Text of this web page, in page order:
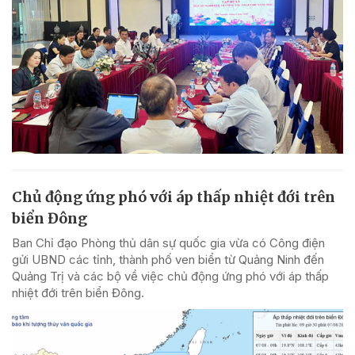
Chủ động ứng phó với áp thấp nhiệt đới trên
biển Đông
Ban Chỉ đạo Phòng thủ dân sự quốc gia vừa có Công điện
gửi UBND các tỉnh, thành phố ven biển từ Quảng Ninh đến
Quảng Trị và các bộ về việc chủ động ứng phó với áp thấp
nhiệt đới trên biển Đông.